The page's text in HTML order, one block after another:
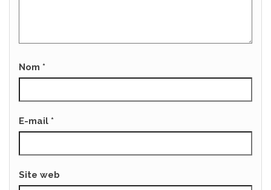
Nom *
E-mail *
Site web